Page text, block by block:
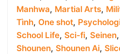
Manhwa, Martial Arts,
Tình, One shot,
School Life, Sci-fi, Seinen,
Shounen, Shounen Ai,